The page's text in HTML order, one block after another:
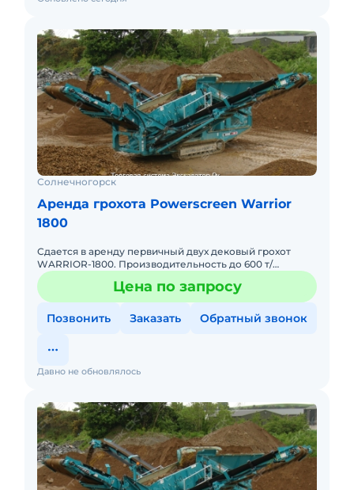
Солнечногорск
Аренда грохота Powerscreen Warrior
1800
Сдается в аренду первичный двух дековый грохот
WARRIOR-1800. Производительность до 600 т/
ч.просевная 4.88 на 1.52,приемный бункер 6.8 м3. А так
же сдается вт
Цена по запросу
Позвонить Заказать Обратный звонок
Давно не обновлялось